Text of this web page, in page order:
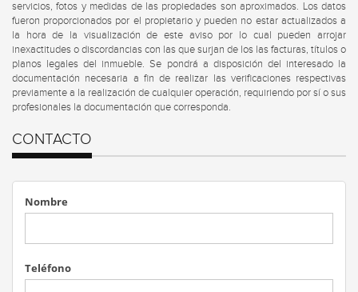
servicios, fotos y medidas de las propiedades son aproximados. Los datos
fueron proporcionados por el propietario y pueden no estar actualizados a
la hora de la visualización de este aviso por lo cual pueden arrojar
inexactitudes o discordancias con las que surjan de los las facturas, títulos o
planos legales del inmueble. Se pondrá a disposición del interesado la
documentación necesaria a fin de realizar las verificaciones respectivas
previamente a la realización de cualquier operación, requiriendo por sí o sus
profesionales la documentación que corresponda.
CONTACTO
Nombre
Teléfono